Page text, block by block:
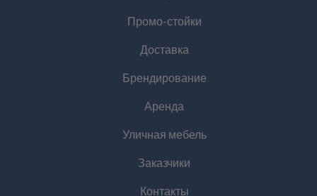
Промо-стойки
Доставка
Брендирование
Аренда
Уличная мебель
Заказчики
Контакты